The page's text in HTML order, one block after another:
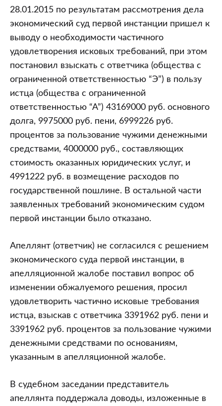
28.01.2015 по результатам рассмотрения дела
экономический суд первой инстанции пришел к
выводу о необходимости частичного
удовлетворения исковых требований, при этом
постановил взыскать с ответчика (общества с
ограниченной ответственностью “Э”) в пользу
истца (общества с ограниченной
ответственностью “А”) 43169000 руб. основного
долга, 9975000 руб. пени, 6999226 руб.
процентов за пользование чужими денежными
средствами, 4000000 руб., составляющих
стоимость оказанных юридических услуг, и
4991222 руб. в возмещение расходов по
государственной пошлине. В остальной части
заявленных требований экономическим судом
первой инстанции было отказано.
Апеллянт (ответчик) не согласился с решением
экономического суда первой инстанции, в
апелляционной жалобе поставил вопрос об
изменении обжалуемого решения, просил
удовлетворить частично исковые требования
истца, взыскав с ответчика 3391962 руб. пени и
3391962 руб. процентов за пользование чужими
денежными средствами по основаниям,
указанным в апелляционной жалобе.
В судебном заседании представитель
апеллянта поддержала доводы, изложенные в